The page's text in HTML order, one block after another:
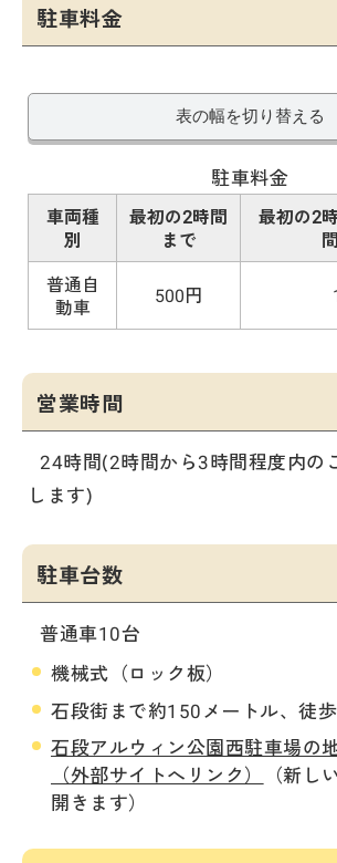
駐車料金
表の幅を切り替える
駐車料金
車両種
別
最初の2時間
まで
最初の2
普通自
動車
500円
営業時間
24時間(2時間から3時間程度内の
します)
駐車台数
普通車10台
機械式（ロック板）
石段街まで約150メートル、徒
石段アルウィン公園西駐車場の
（外部サイトへリンク）
（新し
開きます）